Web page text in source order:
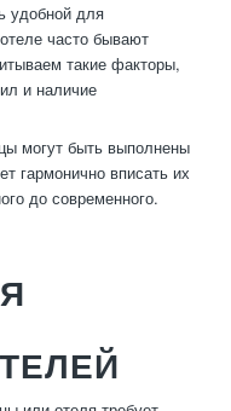
удобной для
часто бывают
такие факторы,
и наличие
могут быть выполнены
гармонично вписать их
до современного.